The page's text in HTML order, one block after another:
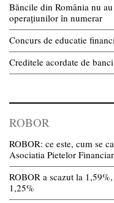
Băncile din România nu
operațiunilor în numerar
Concurs de educatie
Creditele acordate de
ROBOR
ROBOR: ce este, cum se
Asociatia Pietelor
ROBOR a scazut la
1,25%